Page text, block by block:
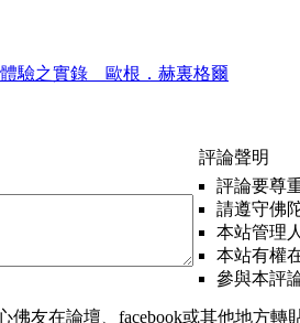
驗之實錄 歐根．赫裏格爾
評論聲明
評論要尊
請遵守佛
本站管理
本站有權
參與本評
友在論壇、facebook或其他地方轉